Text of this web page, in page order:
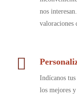
nos
valoraciones
Indícanos tus
los mejores